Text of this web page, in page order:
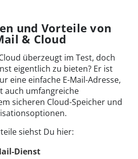
und Vorteile von
& Cloud
überzeugt im Test, doch
eigentlich zu bieten? Er ist
eine einfache E-Mail-Adresse,
auch umfangreiche
sicheren Cloud-Speicher und
siehst Du hier:
Dienst